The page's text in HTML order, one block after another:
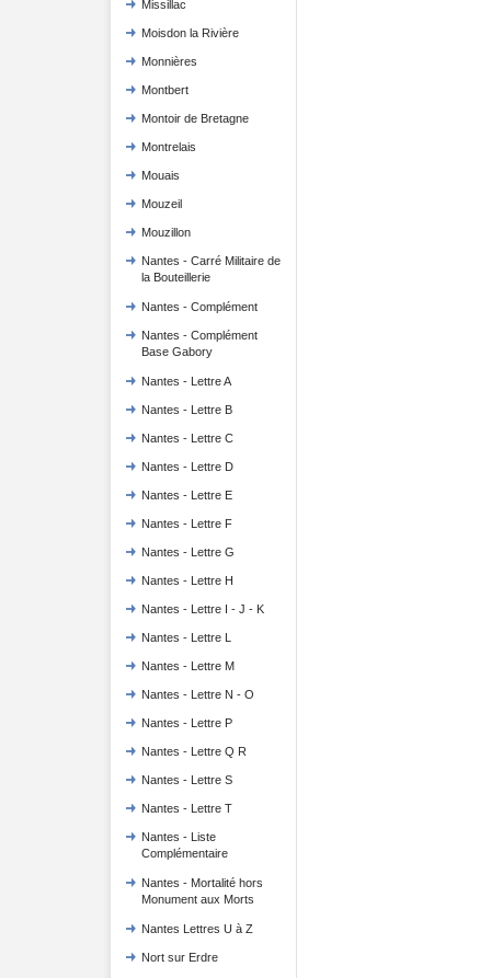
Missillac
Moisdon la Rivière
Monnières
Montbert
Montoir de Bretagne
Montrelais
Mouais
Mouzeil
Mouzillon
Nantes - Carré Militaire de
la Bouteillerie
Nantes - Complément
Nantes - Complément
Base Gabory
Nantes - Lettre A
Nantes - Lettre B
Nantes - Lettre C
Nantes - Lettre D
Nantes - Lettre E
Nantes - Lettre F
Nantes - Lettre G
Nantes - Lettre H
Nantes - Lettre I - J - K
Nantes - Lettre L
Nantes - Lettre M
Nantes - Lettre N - O
Nantes - Lettre P
Nantes - Lettre Q R
Nantes - Lettre S
Nantes - Lettre T
Nantes - Liste
Complémentaire
Nantes - Mortalité hors
Monument aux Morts
Nantes Lettres U à Z
Nort sur Erdre